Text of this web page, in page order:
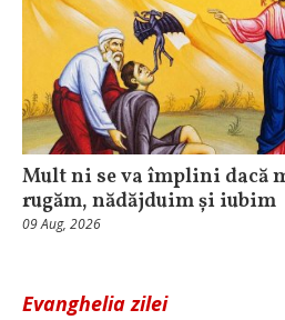
Mult ni se va împlini dacă
rugăm, nădăjduim și iubim
09 Aug, 2026
Evanghelia zilei